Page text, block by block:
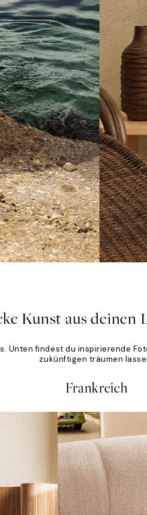
Kunst aus deinen
Unten findest du inspirierende
zukünftigen träumen
Frankreich